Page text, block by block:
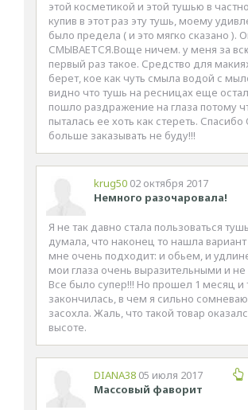
этой косметикой и этой тушью в
купив в этот раз эту тушь, моему
было предела ( и это мягко сказано ).
СМЫВАЕТСЯ.Воще ничем. у меня за
первый раз такое. Средство для
берет, кое как чуть смыла водой с
видно что тушь на ресницах еще
пошло раздражение на глаза потому
пыталась ее хоть как стереть.
больше заказывать не буду!!!
krug50 02 октября 2017
Немного разочаровала!
Я не так давно стала пользоваться
думала, что наконец то нашла
мне очень подходит: и обьем, и
мои глаза очень выразительными и не
Все было супер!!! Но прошел 1 месяц и
закончилась, в чем я сильно
засохла. Жаль, что такой товар
высоте.
DIANA38 05 июля 2017
Массовый фаворит